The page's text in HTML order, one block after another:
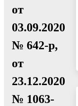
от
03.09.2020
№ 642-р,
от
23.12.2020
№ 1063-